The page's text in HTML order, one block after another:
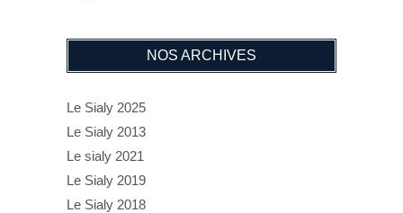
NOS ARCHIVES
Le Sialy 2025
Le Sialy 2013
Le sialy 2021
Le Sialy 2019
Le Sialy 2018